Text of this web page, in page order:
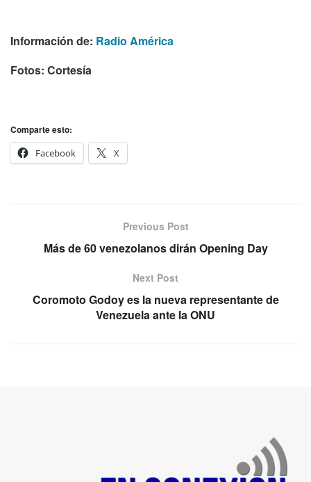
Información de: Radio América
Fotos: Cortesía
Comparte esto:
Facebook
X
Previous Post
Más de 60 venezolanos dirán Opening Day
Next Post
Coromoto Godoy es la nueva representante de
Venezuela ante la ONU